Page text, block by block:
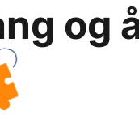
og